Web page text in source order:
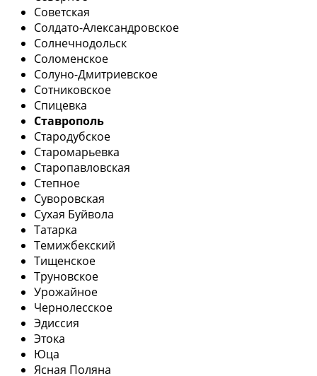
Советская
Солдато-Александровское
Солнечнодольск
Соломенское
Солуно-Дмитриевское
Сотниковское
Спицевка
Ставрополь
Стародубское
Старомарьевка
Старопавловская
Степное
Суворовская
Сухая Буйвола
Татарка
Темижбекский
Тищенское
Труновское
Урожайное
Чернолесское
Эдиссия
Этока
Юца
Ясная Поляна